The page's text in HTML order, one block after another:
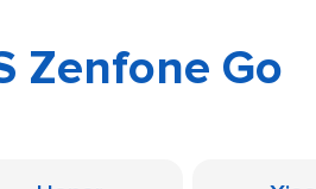
Zenfone Go